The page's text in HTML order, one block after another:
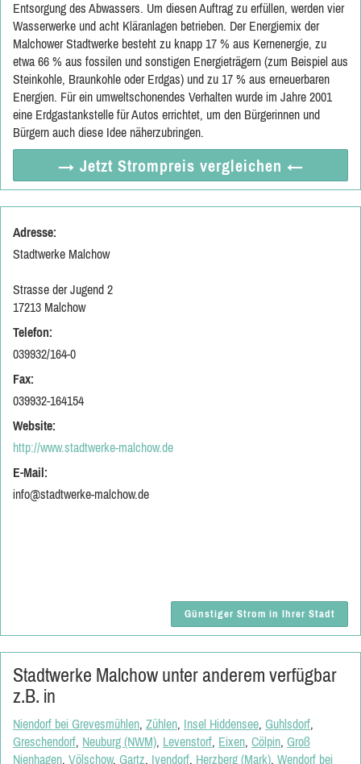
Entsorgung des Abwassers. Um diesen Auftrag zu erfüllen, werden vier
Wasserwerke und acht Kläranlagen betrieben. Der Energiemix der
Malchower Stadtwerke besteht zu knapp 17 % aus Kernenergie, zu
etwa 66 % aus fossilen und sonstigen Energieträgern (zum Beispiel aus
Steinkohle, Braunkohle oder Erdgas) und zu 17 % aus erneuerbaren
Energien. Für ein umweltschonendes Verhalten wurde im Jahre 2001
eine Erdgastankstelle für Autos errichtet, um den Bürgerinnen und
Bürgern auch diese Idee näherzubringen.
→ Jetzt Strompreis vergleichen ←
Adresse:
Stadtwerke Malchow
Strasse der Jugend 2
17213 Malchow
Telefon:
039932/164-0
Fax:
039932-164154
Website:
http://www.stadtwerke-malchow.de
E-Mail:
info@stadtwerke-malchow.de
Günstiger Strom in Ihrer Stadt
Stadtwerke Malchow unter anderem verfügbar
z.B. in
Niendorf bei Grevesmühlen, Zühlen, Insel Hiddensee, Guhlsdorf,
Greschendorf, Neuburg (NWM), Levenstorf, Eixen, Cölpin, Groß
Nienhagen, Völschow, Gartz, Ivendorf, Herzberg (Mark), Wendorf bei